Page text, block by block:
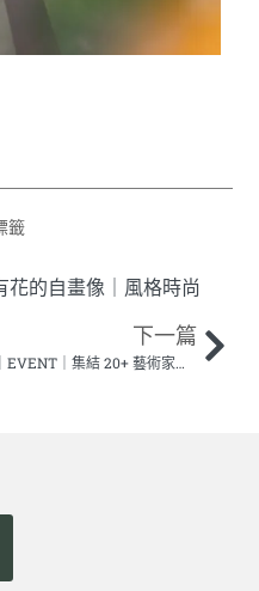
籤
花的自畫像 風格時尚
下一篇
｜EVENT｜集結 20+ 藝術家，用空間感知與氣味想像打造《自由的房間》​